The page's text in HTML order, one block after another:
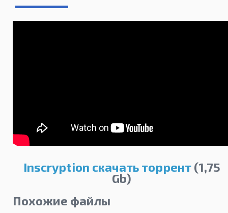
Inscryption скачать торрент(1,75
Gb)
Похожие файлы